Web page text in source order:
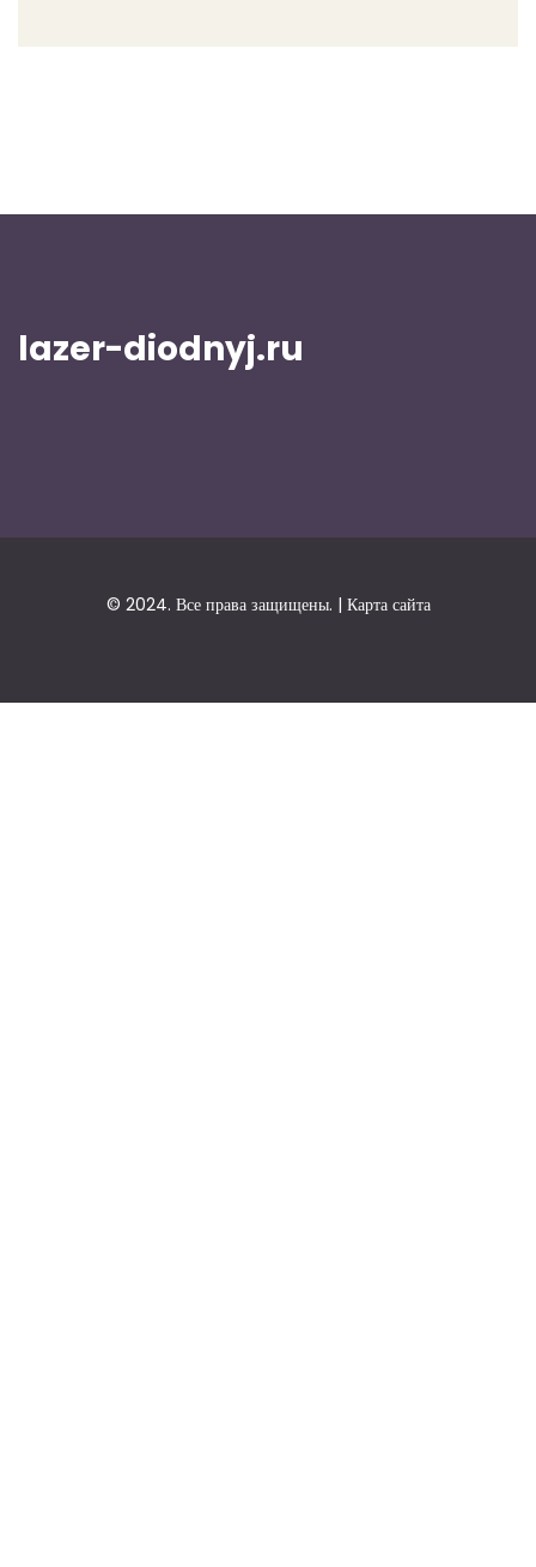
lazer-diodnyj.ru
© 2024. Все права защищены. | Карта сайта